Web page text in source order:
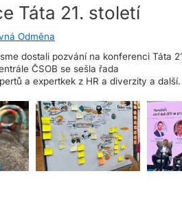
Táta 21. století
Odměna
dostali pozvání na konferenci Táta
ČSOB se sešla řada
a expertkek z HR a diverzity a další.